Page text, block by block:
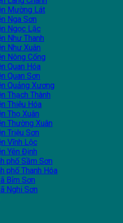
Mường Lát
Nga Sơn
Ngọc Lặc
Như Thanh
Như Xuân
Nông Cống
Quan Hóa
Quan Sơn
Quảng Xương
Thạch Thành
Thiệu Hóa
Thọ Xuân
Thường Xuân
Triệu Sơn
Vĩnh Lộc
Yên Định
phố Sầm Sơn
phố Thanh Hóa
Bỉm Sơn
Nghi Sơn